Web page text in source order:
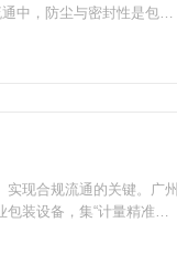
中，防尘与密封性是包装
使用安全与行业合规性，
稳定性1.防止物料变质与
现合规流通的关键。广州
装设备，集“计量精准、
准化生产的核心装备之
饮片包装机，是针对中药